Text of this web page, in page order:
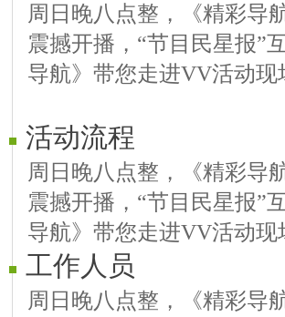
周日晚八点整，《精彩导
震撼开播，“节目民星报”
导航》带您走进VV活动
活动流程
周日晚八点整，《精彩导
震撼开播，“节目民星报”
导航》带您走进VV活动
工作人员
周日晚八点整，《精彩导